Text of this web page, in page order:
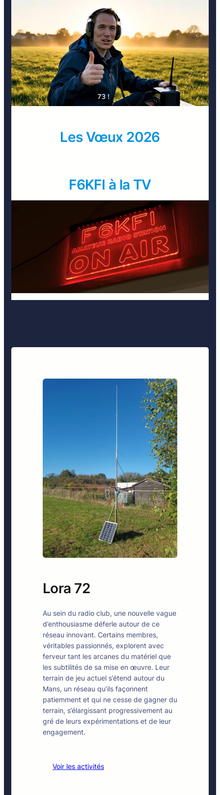
Les Vœux 2026
F6KFI à la TV
Lora 72
Au sein du radio club, une nouvelle vague
d’enthousiasme déferle autour de ce
réseau innovant. Certains membres,
véritables passionnés, explorent avec
ferveur tant les arcanes du matériel que
les subtilités de sa mise en œuvre. Leur
terrain de jeu actuel s’étend autour du
Mans, un réseau qu’ils façonnent
patiemment et qui ne cesse de gagner du
terrain, s’élargissant progressivement au
gré de leurs expérimentations et de leur
engagement.
Voir les activités